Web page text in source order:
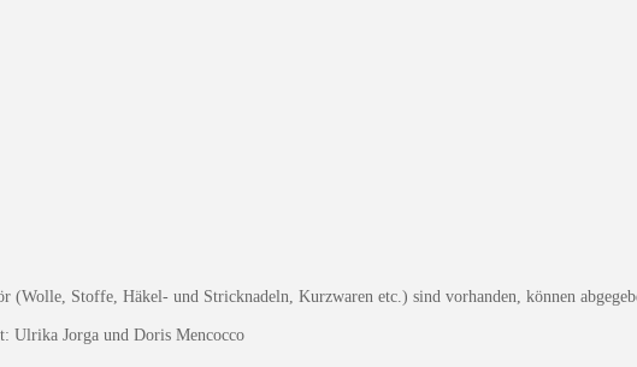
(Wolle, Stoffe, Häkel- und Stricknadeln, Kurzwaren etc.) sind vorhanden, können
Ulrika Jorga und Doris Mencocco